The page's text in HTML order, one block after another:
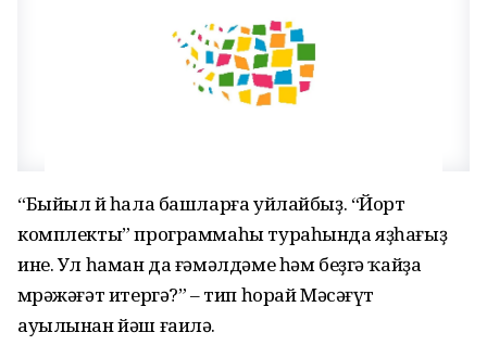
“Быйыл өй һала башларға уйлайбыҙ. “Йорт
комплекты” программаһы тураһында яҙһағыҙ
ине. Ул һаман да ғәмәлдәме һәм беҙгә ҡайҙа
мөрәжәғәт итергә?” – тип һорай Мәсәғүт
ауылынан йәш ғаилә.